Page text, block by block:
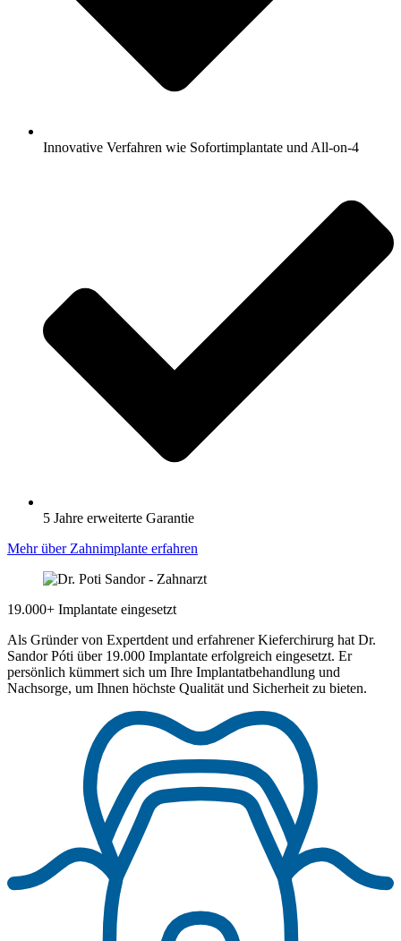
Innovative Verfahren wie Sofortimplantate und All-on-4
5 Jahre erweiterte Garantie
Mehr über Zahnimplante erfahren
19.000+ Implantate eingesetzt
Als Gründer von Expertdent und erfahrener Kieferchirurg hat Dr.
Sandor Póti über 19.000 Implantate erfolgreich eingesetzt. Er
persönlich kümmert sich um Ihre Implantatbehandlung und
Nachsorge, um Ihnen höchste Qualität und Sicherheit zu bieten.